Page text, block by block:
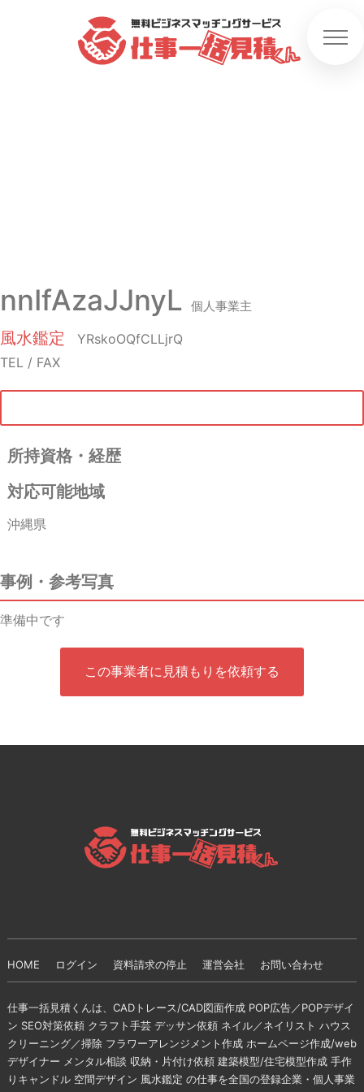
nnIfAzaJJnyL 個人事業主
風水鑑定
YRskoOQfCLLjrQ
TEL / FAX
所持資格・経歴
対応可能地域
沖縄県
事例・参考写真
準備中です
この事業者に見積もりを依頼する
HOME ログイン 資料請求の停止 運営会社 お問い合わせ
仕事一括見積くんは、CADトレース/CAD図面作成 POP広告／POPデザイ
ン SEO対策依頼 クラフト手芸 デッサン依頼 ネイル／ネイリスト ハウス
クリーニング／掃除 フラワーアレンジメント作成 ホームページ作成/web
デザイナー メンタル相談 収納・片付け依頼 建築模型/住宅模型作成 手作
りキャンドル 空間デザイン 風水鑑定 の仕事を全国の登録企業・個人事業